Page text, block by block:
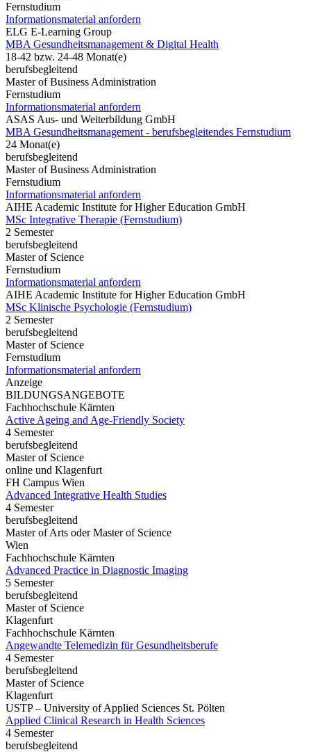
Fernstudium
Informationsmaterial anfordern
ELG E-Learning Group
MBA Gesundheitsmanagement & Digital Health
18-42 bzw. 24-48 Monat(e)
berufsbegleitend
Master of Business Administration
Fernstudium
Informationsmaterial anfordern
ASAS Aus- und Weiterbildung GmbH
MBA Gesundheitsmanagement - berufsbegleitendes Fernstudium
24 Monat(e)
berufsbegleitend
Master of Business Administration
Fernstudium
Informationsmaterial anfordern
AIHE Academic Institute for Higher Education GmbH
MSc Integrative Therapie (Fernstudium)
2 Semester
berufsbegleitend
Master of Science
Fernstudium
Informationsmaterial anfordern
AIHE Academic Institute for Higher Education GmbH
MSc Klinische Psychologie (Fernstudium)
2 Semester
berufsbegleitend
Master of Science
Fernstudium
Informationsmaterial anfordern
Anzeige
BILDUNGSANGEBOTE
Fachhochschule Kärnten
Active Ageing and Age-Friendly Society
4 Semester
berufsbegleitend
Master of Science
online und Klagenfurt
FH Campus Wien
Advanced Integrative Health Studies
4 Semester
berufsbegleitend
Master of Arts oder Master of Science
Wien
Fachhochschule Kärnten
Advanced Practice in Diagnostic Imaging
5 Semester
berufsbegleitend
Master of Science
Klagenfurt
Fachhochschule Kärnten
Angewandte Telemedizin für Gesundheitsberufe
4 Semester
berufsbegleitend
Master of Science
Klagenfurt
USTP – University of Applied Sciences St. Pölten
Applied Clinical Research in Health Sciences
4 Semester
berufsbegleitend